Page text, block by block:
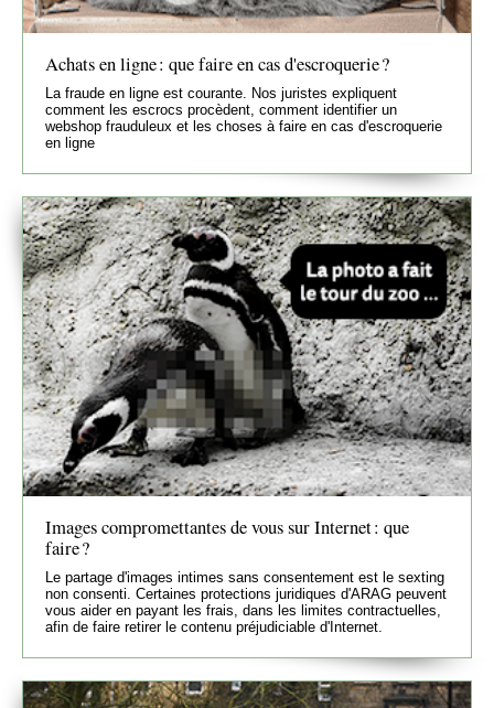
Achats en ligne : que faire en cas d'escroquerie ?
La fraude en ligne est courante. Nos juristes expliquent
comment les escrocs procèdent, comment identifier un
webshop frauduleux et les choses à faire en cas d'escroquerie
en ligne
Images compromettantes de vous sur Internet : que
faire ?
Le partage d'images intimes sans consentement est le sexting
non consenti. Certaines protections juridiques d'ARAG peuvent
vous aider en payant les frais, dans les limites contractuelles,
afin de faire retirer le contenu préjudiciable d'Internet.